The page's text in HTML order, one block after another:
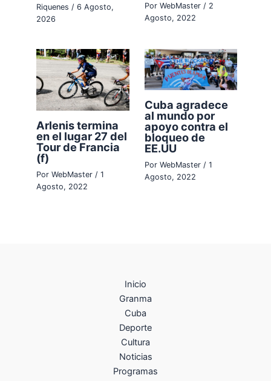
Riquenes /6 Agosto,
2026
Por WebMaster / 2
Agosto, 2022
Arlenis termina
en el lugar 27 del
Tour de Francia
(f)
PorWebMaster/1
Agosto, 2022
Cuba agradece
al mundo por
apoyo contra el
bloqueo de
EE.UU
Por WebMaster / 1
Agosto, 2022
Inicio
Granma
Cuba
Deporte
Cultura
Noticias
Programas